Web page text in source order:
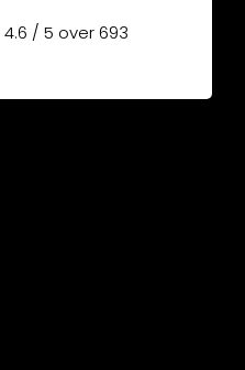
4.6 / 5 over693